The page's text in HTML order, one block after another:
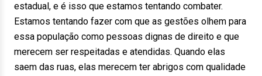
estadual, e é isso que estamos tentando combater.
Estamos tentando fazer com que as gestões olhem para
essa população como pessoas dignas de direito e que
merecem ser respeitadas e atendidas. Quando elas
saem das ruas, elas merecem ter abrigos com qualidade